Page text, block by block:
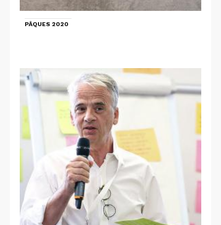
PÂQUES 2020